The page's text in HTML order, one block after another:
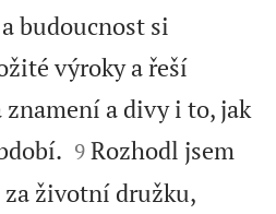
budoucnost si
výroky a řeší
znamení a divy i to, jak


9 Rozhodl jsem
životní družku,